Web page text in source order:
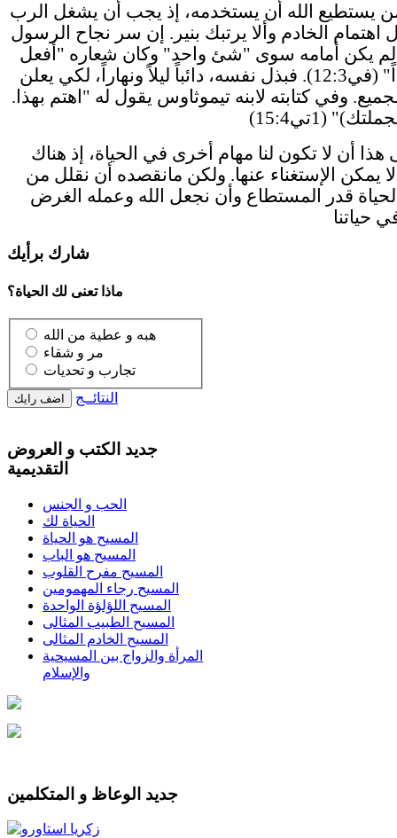
يستطيع الله أن يستخدمه، إذ يجب أن يشغل الرب
اهتمام الخادم وألا يرتبك بنير. إن سر نجاح الرسول
يكن أمامه سوى "شئ واحد" وكان شعاره "أفعل
شيئاً واحداً" (في12:3). فبذل نفسه، دائباً ليلاً ونهاراً، لكي يعلن
وفي كتابته لابنه تيموثاوس يقول له "اهتم بهذا.
أن لا تكون لنا مهام أخرى في الحياة، إذ هناك
يمكن الإستغناء عنها. ولكن مانقصده أن نقلل من
قدر المستطاع وأن نجعل الله وعمله الغرض
شارك برأيك
ماذا تعنى لك الحياة؟
النتائــج
جديد الكتب و العروض
التقديمية
الحب و الجنس
الحياة لك
المسيح هو الحياة
المسيح هو الباب
المسيح مفرح القلوب
المسيح رجاء المهمومين
المسيح اللؤلؤة الواحدة
المسيح الطبيب المثالى
المسيح الخادم المثالى
المرأة والزواج بين المسيحية
والإسلام
جديد الوعاظ و المتكلمين